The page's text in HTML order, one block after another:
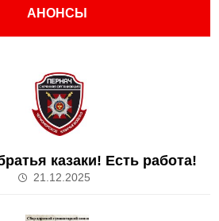
АНОНСЫ
казаки! Есть работа!
21.12.2025